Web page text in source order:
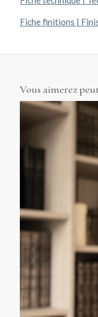
Fiche finitions |
Vous aimerez